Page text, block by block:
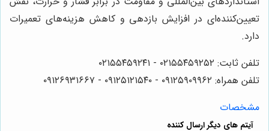
تعیین‌کننده‌ای در افزایش بازدهی و کاهش هزینه‌های تعمیرات
دارد.
تلفن ثابت: ۰۲۱۵۵۴۵۹۲۵۲ - ۰۲۱۵۵۴۵۹۲۴۱
تلفن همراه: ۰۹۱۲۵۹۰۹۹۶۲ - ۰۹۱۲۵۱۲۱۵۴۰‌‌‌ - ۰۹۱۲۶۹۳۱۶۶۷
مشخصات